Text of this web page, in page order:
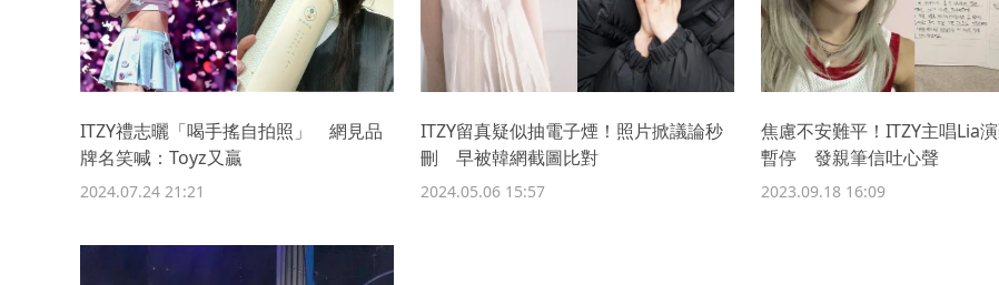
ITZY禮志曬「喝手搖自拍照」 網見品
牌名笑喊：Toyz又贏
2024.07.24 21:21
ITZY留真疑似抽電子煙！照片掀議論秒
刪 早被韓網截圖比對
2024.05.06 15:57
焦慮不安難平！ITZY主唱Lia
暫停 發親筆信吐心聲
2023.09.18 16:09